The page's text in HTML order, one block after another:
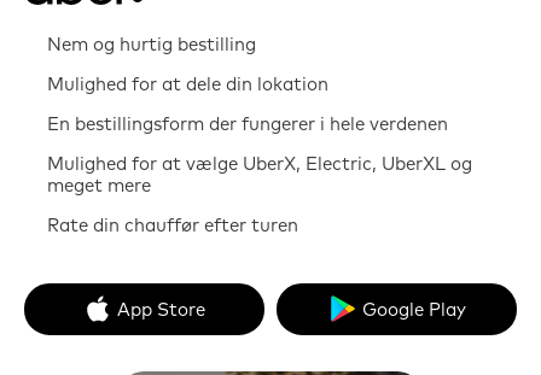
Nem og hurtig bestilling
Mulighed for at dele din lokation
En bestillingsform der fungerer i hele verdenen
Mulighed for at vælge UberX, Electric, UberXL og
meget mere
Rate din chauffør efter turen
App Store Google Play